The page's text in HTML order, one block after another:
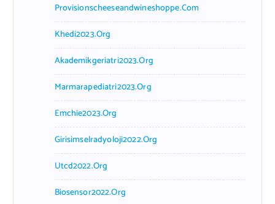
Provisionscheeseandwineshoppe.com
Khedi2023.org
Akademikgeriatri2023.org
Marmarapediatri2023.org
Emchie2023.org
Girisimselradyoloji2022.org
Utcd2022.org
Biosensor2022.org